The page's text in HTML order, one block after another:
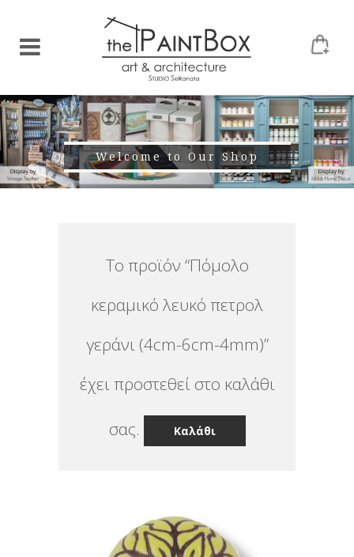
Welcome to Our Shop
Το προϊόν “Πόμολο
κεραμικό λευκό πετρολ
γεράνι (4cm-6cm-4mm)”
έχει προστεθεί στο καλάθι
σας. Καλάθι